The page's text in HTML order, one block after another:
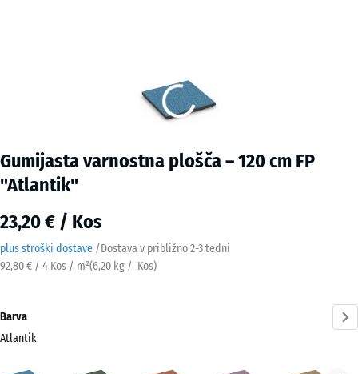
Gumijasta varnostna plošča – 120 cm FP
"Atlantik"
23,20 € / Kos
plus stroški dostave /Dostava v približno2-3 tedni
92,80 € / 4 Kos / m²(6,20 kg / Kos)
Barva
Atlantik
Levandula